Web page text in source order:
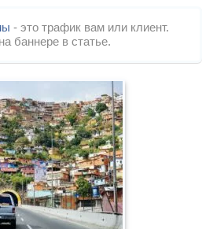
- это трафик вам или клиент.
баннере в статье.